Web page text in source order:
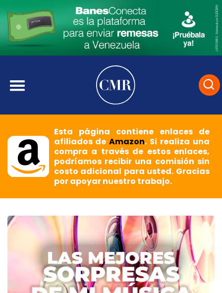
Esta página contiene enlaces de
afiliados deAmazon. Si realiza una
compra a través de estos enlaces,
podríamos recibir una comisión sin
costo adicional para usted. Gracias
por apoyar nuestro trabajo.